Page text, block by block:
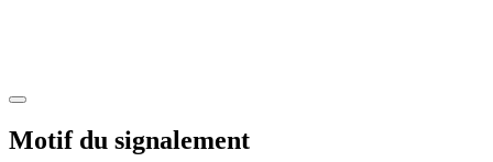
Motif du signalement